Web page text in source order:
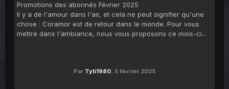
Promotions des abonnés Février 2025
Il y a de l'amour dans l'air, et cela ne peut signifier qu'une
chose : Coramor est de retour dans le monde. Pour vous
mettre dans l'ambiance, nous vous proposons ce mois-ci...
Par Tyti1980, 5 février 2025